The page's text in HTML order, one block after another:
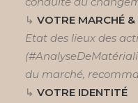
↳ VOTRE MARCHÉ
Etat des lieux des
du marché,
↳ VOTRE IDENTITÉ